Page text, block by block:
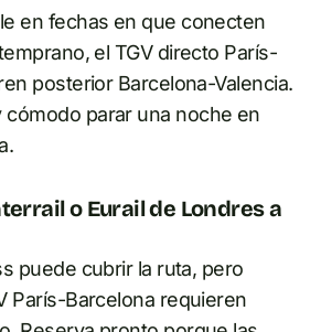
en fechas en que conecten
el TGV directo París-
posterior Barcelona-Valencia.
cómodo parar una noche en
o Eurail de Londres a
puede cubrir la ruta, pero
París-Barcelona requieren